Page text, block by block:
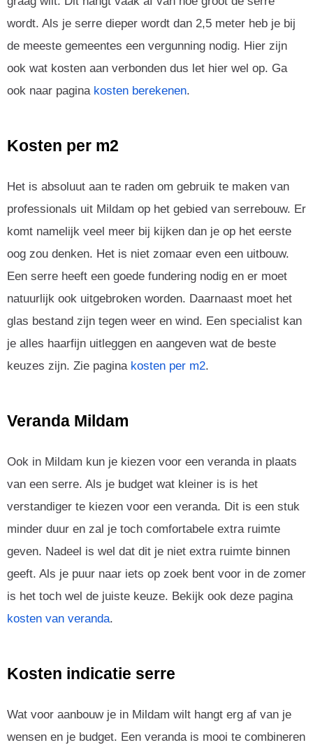
wordt. Als je serre dieper wordt dan 2,5 meter heb je bij
de meeste gemeentes een vergunning nodig. Hier zijn
ook wat kosten aan verbonden dus let hier wel op. Ga
ook naar pagina kosten berekenen.
Kosten per m2
Het is absoluut aan te raden om gebruik te maken van
professionals uit Mildam op het gebied van serrebouw. Er
komt namelijk veel meer bij kijken dan je op het eerste
oog zou denken. Het is niet zomaar even een uitbouw.
Een serre heeft een goede fundering nodig en er moet
natuurlijk ook uitgebroken worden. Daarnaast moet het
glas bestand zijn tegen weer en wind. Een specialist kan
je alles haarfijn uitleggen en aangeven wat de beste
keuzes zijn. Zie pagina kosten per m2.
Veranda Mildam
Ook in Mildam kun je kiezen voor een veranda in plaats
van een serre. Als je budget wat kleiner is is het
verstandiger te kiezen voor een veranda. Dit is een stuk
minder duur en zal je toch comfortabele extra ruimte
geven. Nadeel is wel dat dit je niet extra ruimte binnen
geeft. Als je puur naar iets op zoek bent voor in de zomer
is het toch wel de juiste keuze. Bekijk ook deze pagina
kosten van veranda.
Kosten indicatie serre
Wat voor aanbouw je in Mildam wilt hangt erg af van je
wensen en je budget. Een veranda is mooi te combineren